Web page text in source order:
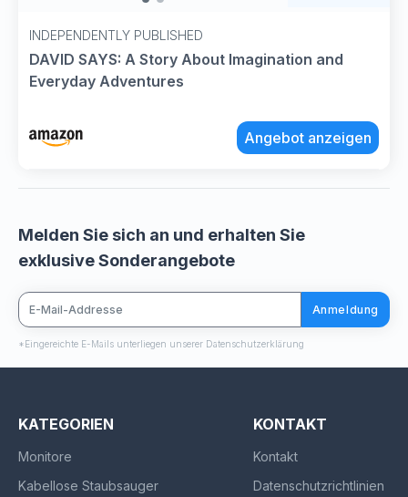
INDEPENDENTLY PUBLISHED
DAVID SAYS: A Story About Imagination and
Everyday Adventures
Angebot anzeigen
Melden Sie sich an und erhalten Sie
exklusive Sonderangebote
Anmeldung
*Eingereichte E-Mails unterliegen unserer Datenschutzerklärung
KATEGORIEN
Monitore
Kabellose Staubsauger
KONTAKT
Kontakt
Datenschutzrichtlinien